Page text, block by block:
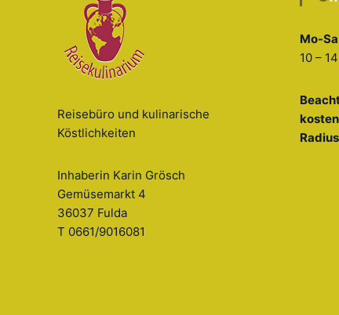
Reisebüro und kulinarische
Köstlichkeiten
Inhaberin Karin Grösch
Gemüsemarkt 4
36037 Fulda
T 0661/9016081
Mo-Sa
10 –